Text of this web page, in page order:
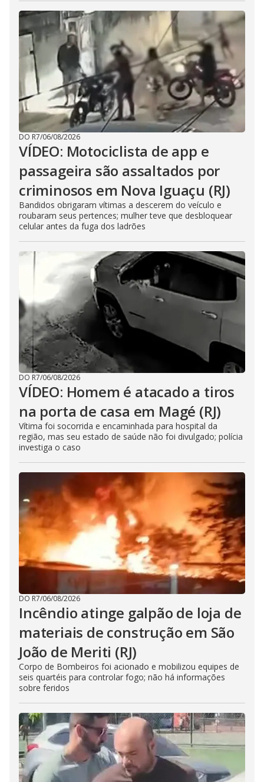
DO R7/06/08/2026
VÍDEO: Motociclista de app e
passageira são assaltados por
criminosos em Nova Iguaçu (RJ)
Bandidos obrigaram vítimas a descerem do veículo e
roubaram seus pertences; mulher teve que desbloquear
celular antes da fuga dos ladrões
DO R7/06/08/2026
VÍDEO: Homem é atacado a tiros
na porta de casa em Magé (RJ)
Vítima foi socorrida e encaminhada para hospital da
região, mas seu estado de saúde não foi divulgado; polícia
investiga o caso
DO R7/06/08/2026
Incêndio atinge galpão de loja de
materiais de construção em São
João de Meriti (RJ)
Corpo de Bombeiros foi acionado e mobilizou equipes de
seis quartéis para controlar fogo; não há informações
sobre feridos